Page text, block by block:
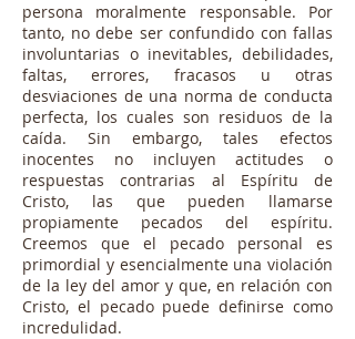
persona moralmente responsable. Por
tanto, no debe ser confundido con fallas
involuntarias o inevitables, debilidades,
faltas, errores, fracasos u otras
desviaciones de una norma de conducta
perfecta, los cuales son residuos de la
caída. Sin embargo, tales efectos
inocentes no incluyen actitudes o
respuestas contrarias al Espíritu de
Cristo, las que pueden llamarse
propiamente pecados del espíritu.
Creemos que el pecado personal es
primordial y esencialmente una violación
de la ley del amor y que, en relación con
Cristo, el pecado puede definirse como
incredulidad.